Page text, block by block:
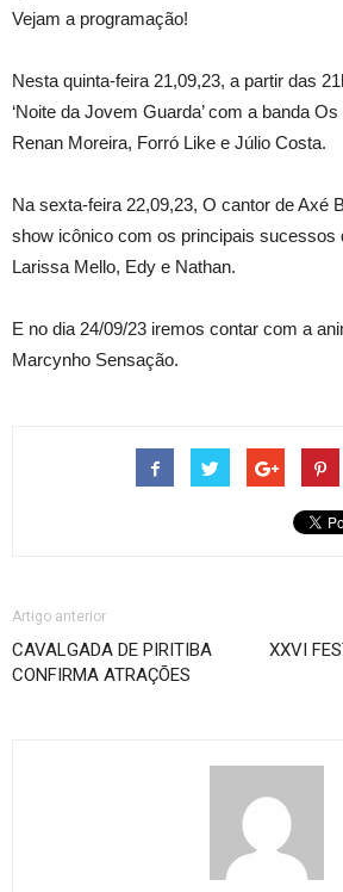
Vejam a programação!
Nesta quinta-feira 21,09,23, a partir das
‘Noite da Jovem Guarda’ com a banda
Renan Moreira, Forró Like e Júlio Costa.
Na sexta-feira 22,09,23, O cantor de Axé
show icônico com os principais sucessos
Larissa Mello, Edy e Nathan.
E no dia 24/09/23 iremos contar com a
Marcynho Sensação.
Artigo anterior
CAVALGADA DE PIRITIBA
CONFIRMA ATRAÇÕES
XXVI